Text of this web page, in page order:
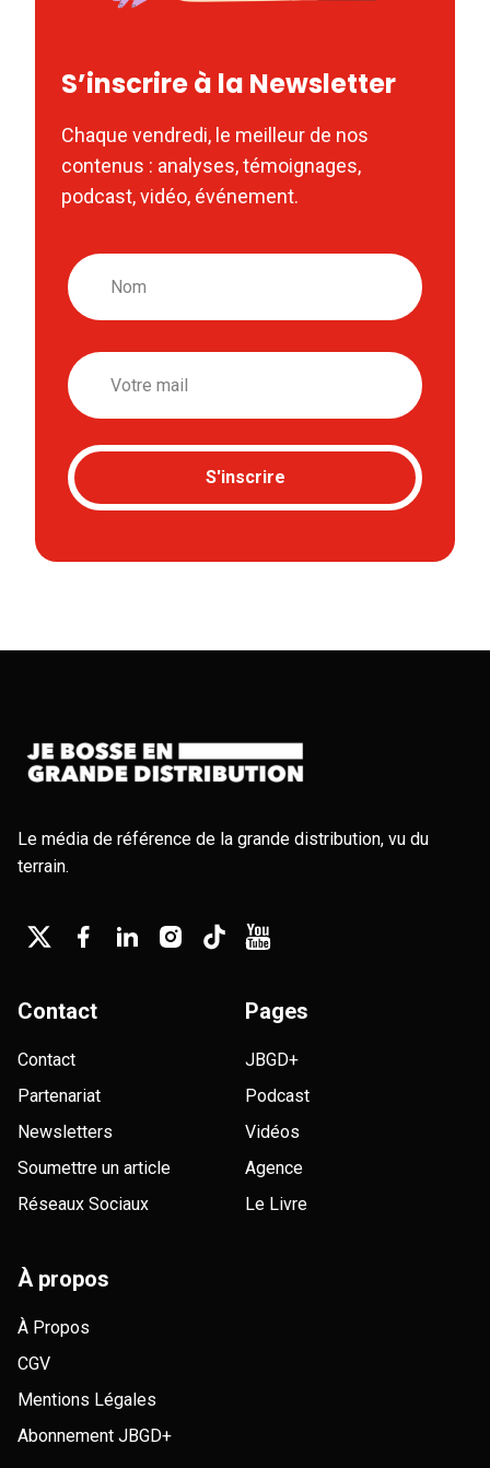
S’inscrire à la Newsletter
Chaque vendredi, le meilleur de nos
contenus : analyses, témoignages,
podcast, vidéo, événement.
Nom
Email
S'inscrire
Le média de référence de la grande distribution, vu du
terrain.
Contact
Contact
Partenariat
Newsletters
Soumettre un article
Réseaux Sociaux
Pages
JBGD+
Podcast
Vidéos
Agence
Le Livre
À propos
À Propos
CGV
Mentions Légales
Abonnement JBGD+